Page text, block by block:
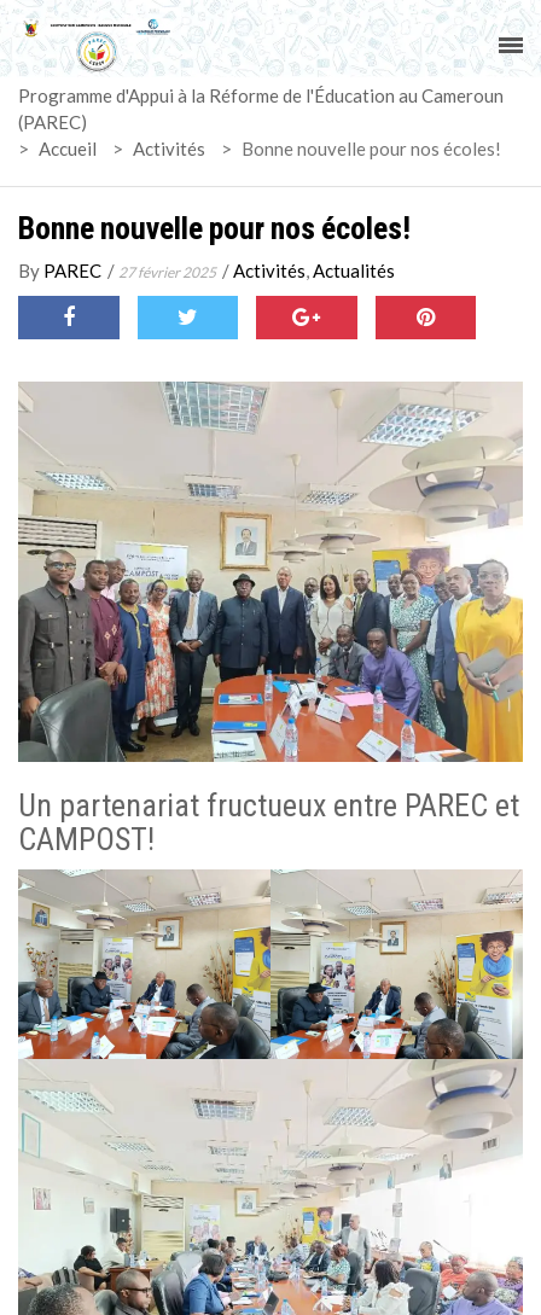
ACCUEIL
PAREC
ACTUALITÉS
LE CG
ACTIVITÉS
SUIVI-EVALUATION
MÉDIA
LANGUES
Programme d'Appui à la Réforme de l'Éducation au Cameroun
(PAREC)
> Accueil > Activités > Bonne nouvelle pour nos écoles!
Bonne nouvelle pour nos écoles!
By PAREC / 27 février 2025 /Activités,Actualités
Un partenariat fructueux entre PAREC et
CAMPOST!